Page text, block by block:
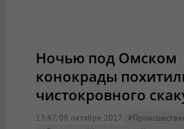
Ночью под Омском
конокрады
чистокровного
13:47, 08 октября 2017